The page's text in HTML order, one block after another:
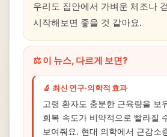
우리도 집안에서 가벼운 체조나
시작해보면 좋을 것 같아요.
⚖️ 이 뉴스, 다르게 보면?
🔬 최신 연구·의학적 효과
고령 환자도 충분한 근육량을 보
회복 속도가 비약적으로 빨라질
보여줘요. 현대 의학에서 근감소